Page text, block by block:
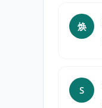
焕
S